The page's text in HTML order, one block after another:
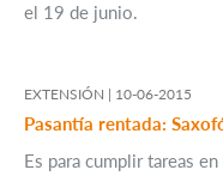
el 19 de junio.
EXTENSIÓN | 10-06-2015
Pasantía rentada:
Es para cumplir tareas